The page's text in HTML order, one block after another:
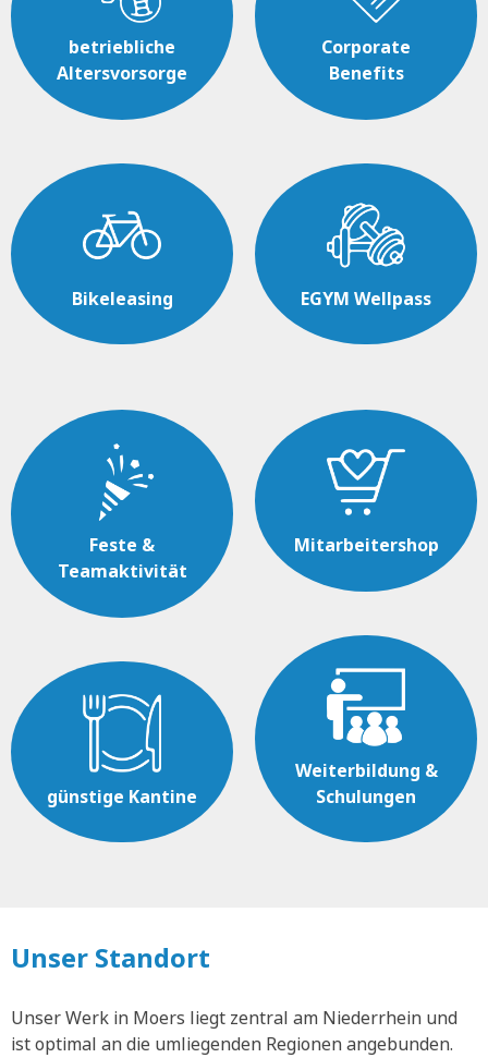
betriebliche
Altersvorsorge
Bikeleasing
Corporate
Benefits
EGYM Wellpass
Feste &
Teamaktivität
günstige Kantine
Mitarbeitershop
Weiterbildung &
Schulungen
Unser Standort
Unser Werk in Moers liegt zentral am Niederrhein und
ist optimal an die umliegenden Regionen angebunden.